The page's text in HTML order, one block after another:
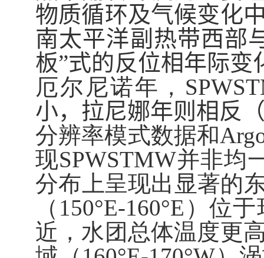
物质循环及气候变化
南太平洋副热带西部
板”式的反位相年际
厄尔尼诺年，
小，拉尼娜年则相反
分辨率模式数据和
现SPWSTMW并非均
分布上呈现出显著的
（ 150°E-160°E ）位
近，水团总体温度更